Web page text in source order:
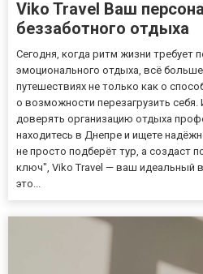
Viko Travel Ваш
беззаботного отдыха
Сегодня, когда ритм жизни требует
эмоционального отдыха, всё
путешествиях не только как о
о возможности перезагрузить
доверять организацию отдыха
находитесь в Днепре и ищете
не просто подберёт тур, а создаст
ключ", Viko Travel — ваш идеальный
это...